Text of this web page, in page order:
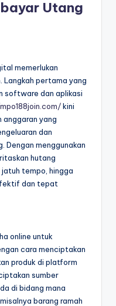
Utang
memerlukan
Langkah pertama yang
software dan aplikasi
kini
yang
dan
Dengan menggunakan
hutang
tempo, hingga
dan tepat
online untuk
cara menciptakan
produk di platform
sumber
di bidang mana
barang ramah